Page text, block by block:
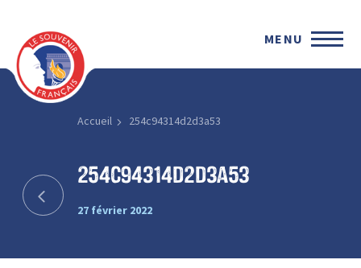
MENU
Accueil 254c94314d2d3a53
254c94314d2d3a53
27 février 2022